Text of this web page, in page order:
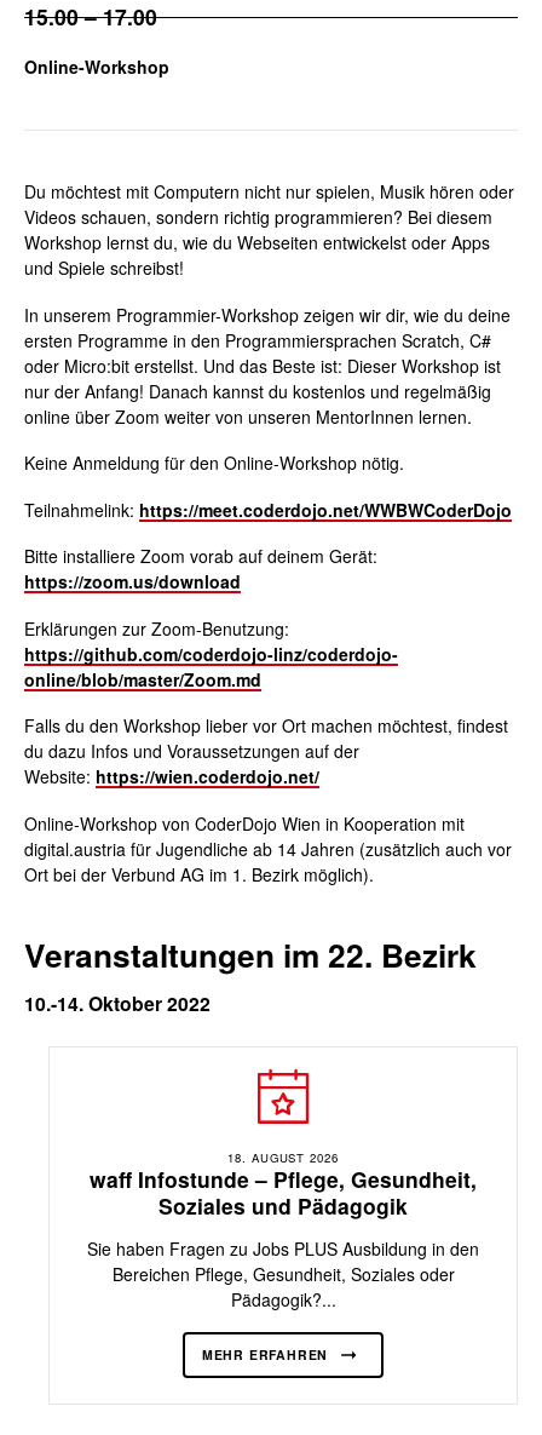
15.00 – 17.00
Online-Workshop
Du möchtest mit Computern nicht nur spielen, Musik hören oder
Videos schauen, sondern richtig programmieren? Bei diesem
Workshop lernst du, wie du Webseiten entwickelst oder Apps
und Spiele schreibst!
In unserem Programmier-Workshop zeigen wir dir, wie du deine
ersten Programme in den Programmiersprachen Scratch, C#
oder Micro:bit erstellst. Und das Beste ist: Dieser Workshop ist
nur der Anfang! Danach kannst du kostenlos und regelmäßig
online über Zoom weiter von unseren MentorInnen lernen.
Keine Anmeldung für den Online-Workshop nötig.
Teilnahmelink: https://meet.coderdojo.net/WWBWCoderDojo
Bitte installiere Zoom vorab auf deinem Gerät:
https://zoom.us/download
Erklärungen zur Zoom-Benutzung:
https://github.com/coderdojo-linz/coderdojo-
online/blob/master/Zoom.md
Falls du den Workshop lieber vor Ort machen möchtest, findest
du dazu Infos und Voraussetzungen auf der
Website: https://wien.coderdojo.net/
Online-Workshop von CoderDojo Wien in Kooperation mit
digital.austria für Jugendliche ab 14 Jahren (zusätzlich auch vor
Ort bei der Verbund AG im 1. Bezirk möglich).
Veranstaltungen im 22. Bezirk
10.-14. Oktober 2022
18. AUGUST 2026
waff Infostunde – Pflege, Gesundheit,
Soziales und Pädagogik
Sie haben Fragen zu Jobs PLUS Ausbildung in den
Bereichen Pflege, Gesundheit, Soziales oder
Pädagogik?...
MEHR ERFAHREN